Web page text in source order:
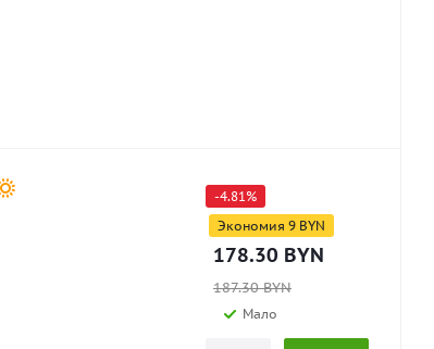
-4.81%
Экономия 9 BYN
178.30 BYN
187.30BYN
Мало